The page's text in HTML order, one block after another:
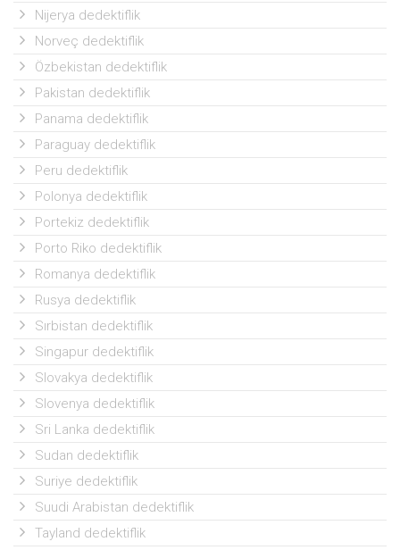
Nijerya dedektiflik
Norveç dedektiflik
Özbekistan dedektiflik
Pakistan dedektiflik
Panama dedektiflik
Paraguay dedektiflik
Peru dedektiflik
Polonya dedektiflik
Portekiz dedektiflik
Porto Riko dedektiflik
Romanya dedektiflik
Rusya dedektiflik
Sırbistan dedektiflik
Singapur dedektiflik
Slovakya dedektiflik
Slovenya dedektiflik
Sri Lanka dedektiflik
Sudan dedektiflik
Suriye dedektiflik
Suudi Arabistan dedektiflik
Tayland dedektiflik